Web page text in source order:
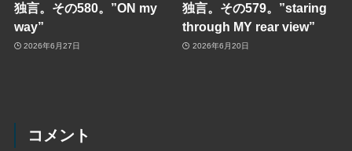
独言。その580。”ON my
way”
2026年6月27日
独言。その579。”staring
through MY rear view”
2026年6月20日
コメント